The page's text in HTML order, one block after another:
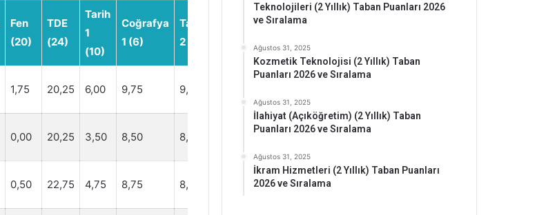
Fen
(20)
TDE
(24)
Tarih
1
(10)
Coğrafya
1 (6)
Tarih
2 (11)
Coğrafya
Felsefe
1,75 20,25 6,00 9,75 9,75
0,00 20,25 3,50 8,50 8,50 7,00 5,00
0,50 22,75 4,75 8,75 8,75 6,25 3,75
Teknolojileri (2 Yıllık) Taban Puanları 2026
ve Sıralama
Ağustos 31, 2025
Kozmetik Teknolojisi (2 Yıllık) Taban
Puanları 2026 ve Sıralama
Ağustos 31, 2025
İlahiyat (Açıköğretim) (2 Yıllık) Taban
Puanları 2026 ve Sıralama
Ağustos 31, 2025
İkram Hizmetleri (2 Yıllık) Taban Puanları
2026 ve Sıralama